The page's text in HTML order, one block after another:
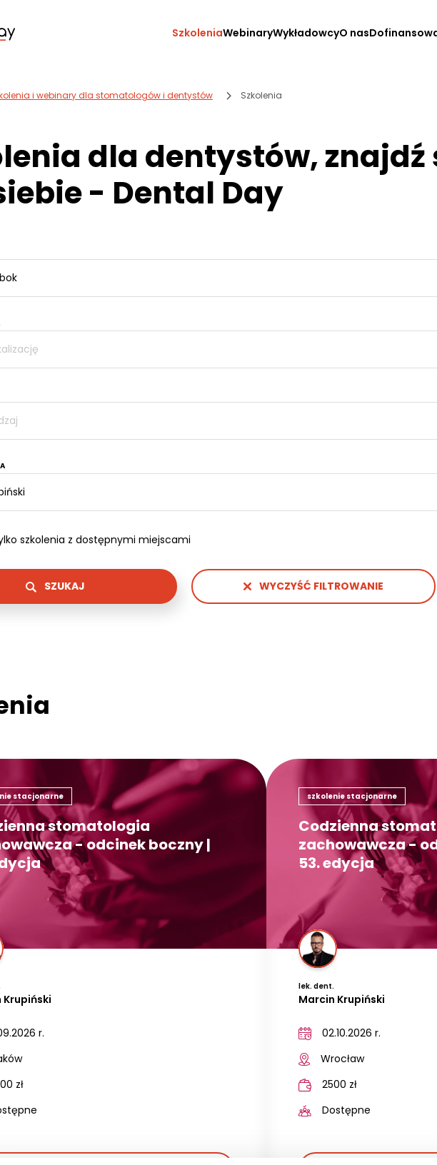
SzkoleniaWebinaryWykładowcyO nas
i webinary dla stomatologów i dentystów Szkolenia
dla dentystów, znajdź
- Dental Day
szkolenia z dostępnymi miejscami
SZUKAJ WYCZYŚĆ FILTROWANIE
stacjonarne
stomatologia
- odcinek boczny |
Krupiński
r.
zł
szkolenie stacjonarne
Codzienna
zachowawcza -
53. edycja
lek. dent.
Marcin Krupiński
02.10.2026 r.
Wrocław
2500 zł
Dostępne